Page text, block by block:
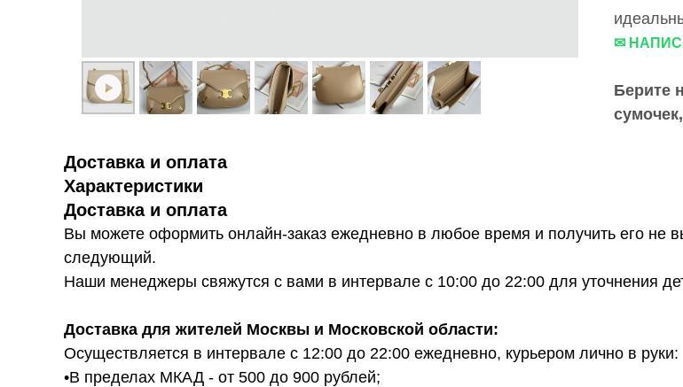
✉
Берите
Доставка и оплата
Характеристики
Доставка и оплата
Вы можете оформить онлайн-заказ ежедневно в любое время и получить его не
следующий.
Наши менеджеры свяжутся с вами в интервале с 10:00 до 22:00 для уточнения
Доставка для жителей Москвы и Московской области:
Осуществляется в интервале с 12:00 до 22:00 ежедневно, курьером лично в руки:
•В пределах МКАД - от 500 до 900 рублей;